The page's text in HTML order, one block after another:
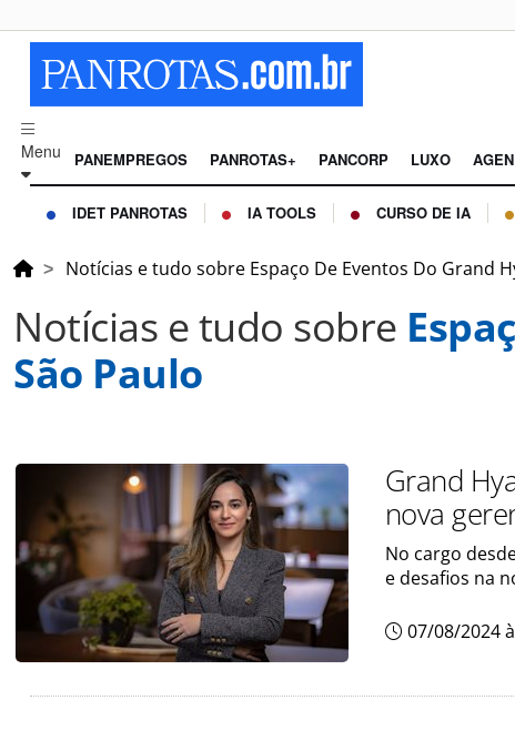
Menu PANEMPREGOS PANROTAS+ PANCORP LUXO
IDET PANROTAS IA TOOLS CURSO DE IA
Notícias e tudo sobre Espaço De Eventos Do Grand
Notícias e tudo sobre
São Paulo
Grand
nova
No cargo
e desafios na
07/08/2024